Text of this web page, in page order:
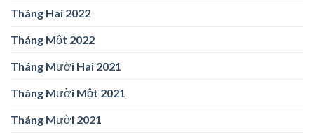
Tháng Hai 2022
Tháng Một 2022
Tháng Mười Hai 2021
Tháng Mười Một 2021
Tháng Mười 2021